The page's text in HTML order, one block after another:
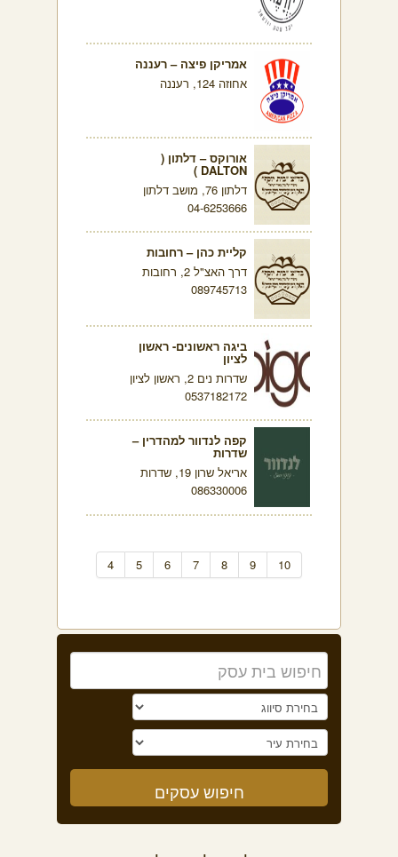
אמריקן פיצה – רעננה
אחוזה 124, רעננה
אורוקס – דלתון (
DALTON )
דלתון 76, מושב דלתון
04-6253666
קליית כהן – רחובות
דרך האצ"ל 2, רחובות
089745713
ביגה ראשונים- ראשון
לציון
שדרות נים 2, ראשון לציון
0537182172
קפה לנדוור למהדרין –
שדרות
אריאל שרון 19, שדרות
086330006
4 5 6 7 8 9 10